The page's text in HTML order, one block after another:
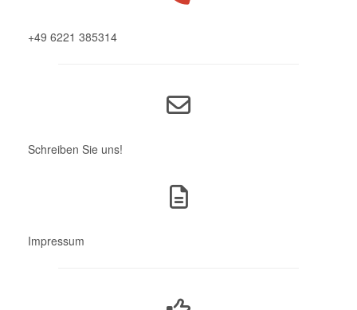
+49 6221 385314
Schreiben Sie uns!
Impressum